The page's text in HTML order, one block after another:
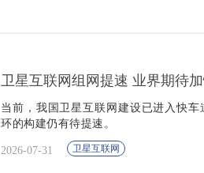
卫星互联网组网提速 业界期待
当前，我国卫星互联网建设已进入快
环的构建仍有待提速。
2026-07-31 卫星互联网